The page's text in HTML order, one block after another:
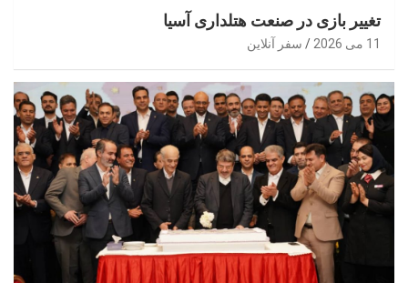
تغییر بازی در صنعت هتلداری آسیا
11 می 2026 سفر آنلاین